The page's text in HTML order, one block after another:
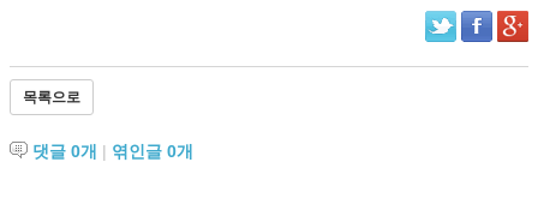
목록으로
댓글 0개 | 엮인글 0개